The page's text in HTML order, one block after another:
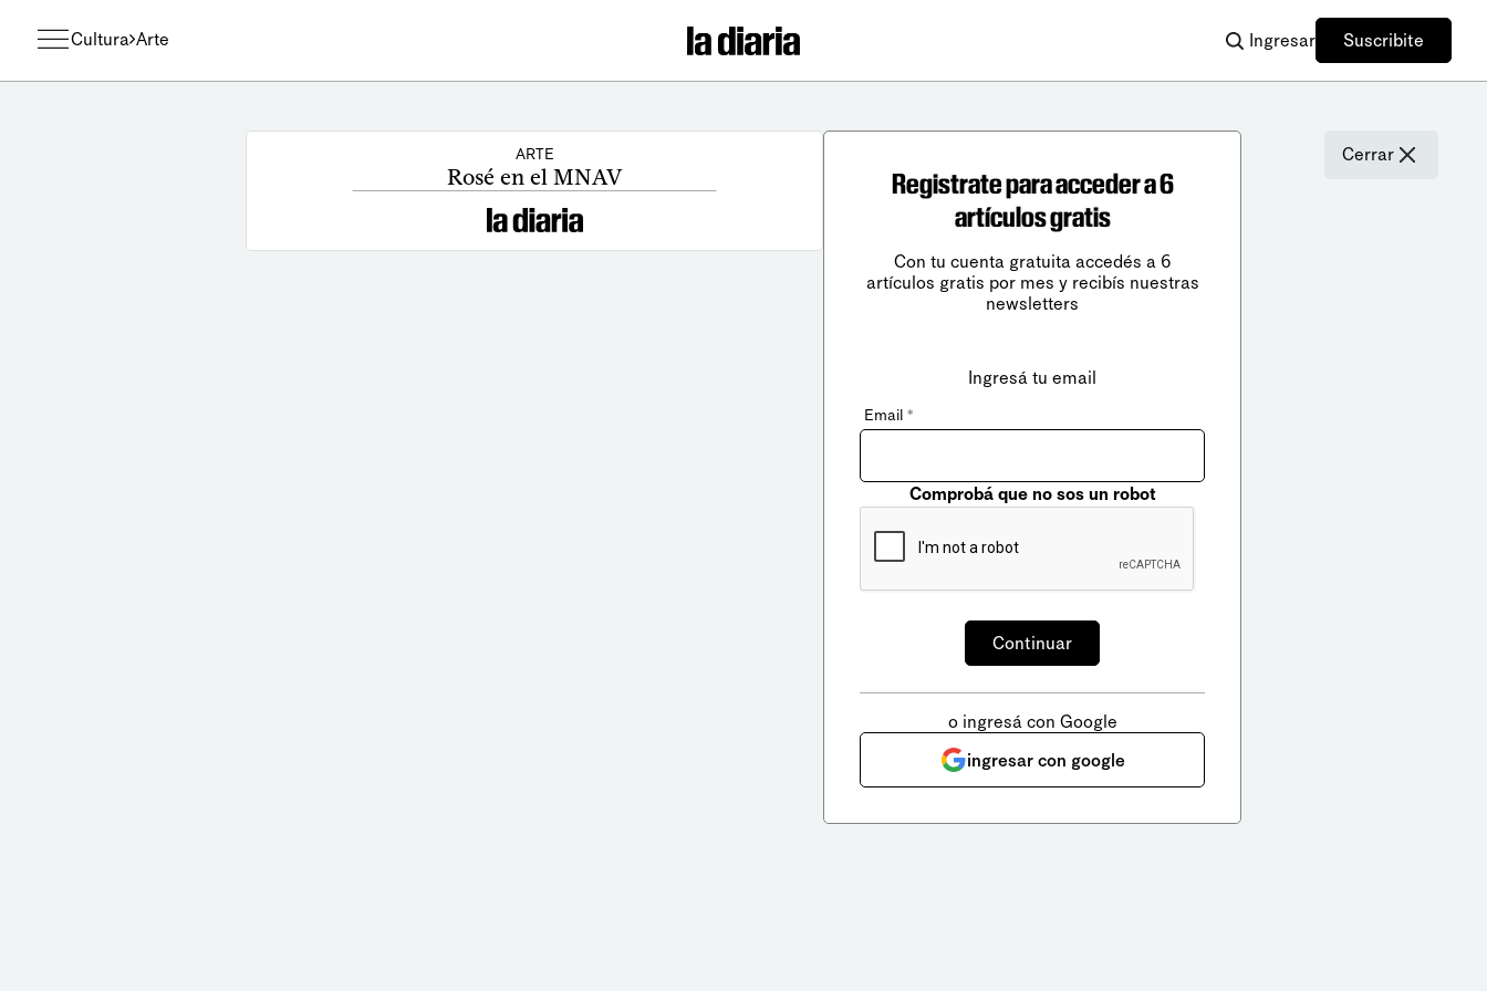
Cultura Arte Ingresar Suscribite
ARTE
Rosé en el MNAV
Cerrar
Registrate para acceder a 6
artículos gratis
Con tu cuenta gratuita accedés a 6
artículos gratis por mes y recibís nuestras
newsletters
Ingresá tu email
Email *
Comprobá que no sos un robot
o ingresá con Google
ingresar con google